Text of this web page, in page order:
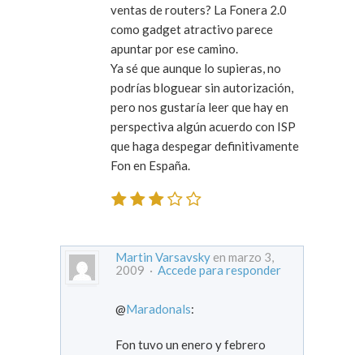
ventas de routers? La Fonera 2.0
como gadget atractivo parece
apuntar por ese camino.
Ya sé que aunque lo supieras, no
podrías bloguear sin autorización,
pero nos gustaría leer que hay en
perspectiva algún acuerdo con ISP
que haga despegar definitivamente
Fon en España.
Martin Varsavsky en marzo 3,
2009 · Accede para responder
@Maradonals:
Fon tuvo un enero y febrero